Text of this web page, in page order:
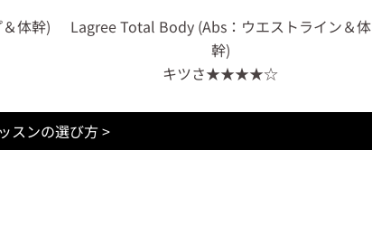
体幹)
Lagree Total Body (Abs：ウエストライン＆体
幹)
キツさ★★★★☆
スンの選び方>